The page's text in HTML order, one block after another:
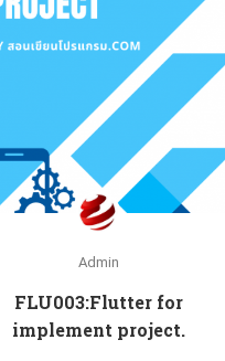
Admin
FLU003:Flutter for
implement project.